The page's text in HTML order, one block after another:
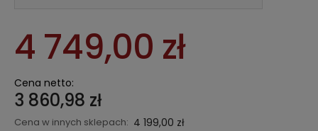
4 749,00 zł
Cena netto:
3 860,98 zł
Cena w innych sklepach: 4 199,00 zł